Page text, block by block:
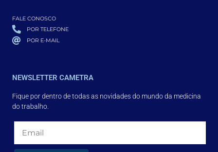
FALE CONOSCO
POR TELEFONE
POR E-MAIL
NEWSLETTER CAMETRA
Fique por dentro de todas as novidades do mundo da medicina
do trabalho.